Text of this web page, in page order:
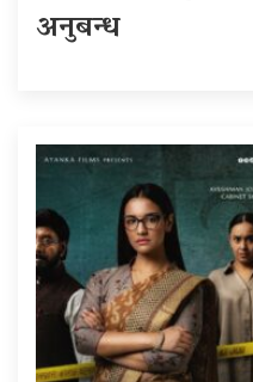
अनुबन्ध